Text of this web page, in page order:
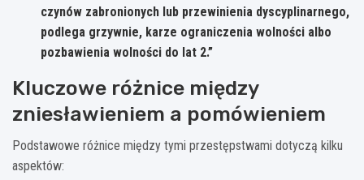
czynów zabronionych lub przewinienia dyscyplinarnego,
podlega grzywnie, karze ograniczenia wolności albo
pozbawienia wolności do lat 2.”
Kluczowe różnice między
zniesławieniem a pomówieniem
Podstawowe różnice między tymi przestępstwami dotyczą kilku
aspektów: